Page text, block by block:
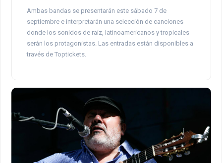
Ambas bandas se presentarán este sábado 7 de
septiembre e interpretarán una selección de canciones
donde los sonidos de raíz, latinoamericanos y tropicales
serán los protagonistas. Las entradas están disponibles a
través de Toptickets.